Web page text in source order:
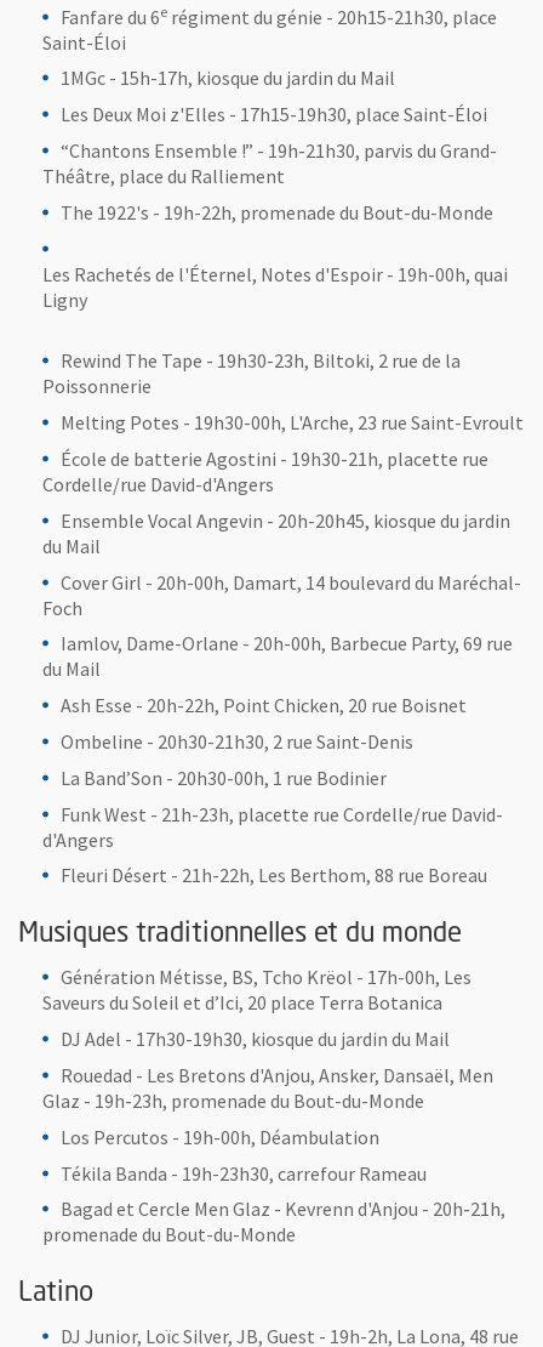
Fanfare du 6e régiment du génie - 20h15-21h30, place
Saint-Éloi
1MGc - 15h-17h, kiosque du jardin du Mail
Les Deux Moi z'Elles - 17h15-19h30, place Saint-Éloi
“Chantons Ensemble !” - 19h-21h30, parvis du Grand-
Théâtre, place du Ralliement
The 1922's - 19h-22h, promenade du Bout-du-Monde
Les Rachetés de l'Éternel, Notes d'Espoir - 19h-00h, quai
Ligny
Rewind The Tape - 19h30-23h, Biltoki, 2 rue de la
Poissonnerie
Melting Potes - 19h30-00h, L'Arche, 23 rue Saint-Evroult
École de batterie Agostini - 19h30-21h, placette rue
Cordelle/rue David-d'Angers
Ensemble Vocal Angevin - 20h-20h45, kiosque du jardin
du Mail
Cover Girl - 20h-00h, Damart, 14 boulevard du Maréchal-
Foch
Iamlov, Dame-Orlane - 20h-00h, Barbecue Party, 69 rue
du Mail
Ash Esse - 20h-22h, Point Chicken, 20 rue Boisnet
Ombeline - 20h30-21h30, 2 rue Saint-Denis
La Band’Son - 20h30-00h, 1 rue Bodinier
Funk West - 21h-23h, placette rue Cordelle/rue David-
d'Angers
Fleuri Désert - 21h-22h, Les Berthom, 88 rue Boreau
Musiques traditionnelles et du monde
Génération Métisse, BS, Tcho Krëol - 17h-00h, Les
Saveurs du Soleil et d’Ici, 20 place Terra Botanica
DJ Adel - 17h30-19h30, kiosque du jardin du Mail
Rouedad - Les Bretons d'Anjou, Ansker, Dansaël, Men
Glaz - 19h-23h, promenade du Bout-du-Monde
Los Percutos - 19h-00h, Déambulation
Tékila Banda - 19h-23h30, carrefour Rameau
Bagad et Cercle Men Glaz - Kevrenn d'Anjou - 20h-21h,
promenade du Bout-du-Monde
Latino
DJ Junior, Loïc Silver, JB, Guest - 19h-2h, La Lona, 48 rue